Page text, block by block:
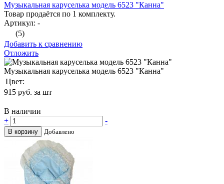
Музыкальная каруселька модель 6523 "Канна"
Товар продаётся по 1 комплекту.
Артикул: -
(5)
Добавить к сравнению
Отложить
Музыкальная каруселька модель 6523 "Канна"
Цвет:
915 руб. за шт
В наличии
+
-
В корзину Добавлено